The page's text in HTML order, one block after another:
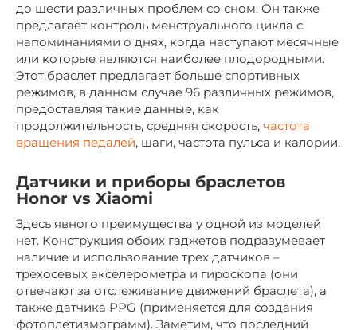
до шести различных проблем со сном. Он также
предлагает контроль менструального цикла с
напоминаниями о днях, когда наступают месячные
или которые являются наиболее плодородными.
Этот браслет предлагает больше спортивных
режимов, в данном случае 96 различных режимов,
предоставляя такие данные, как
продолжительность, средняя скорость, частота
вращения педалей, шаги, частота пульса и калории.
Датчики и приборы браслетов
Honor vs Xiaomi
Здесь явного преимущества у одной из моделей
нет. Конструкция обоих гаджетов подразумевает
наличие и использование трех датчиков –
трехосевых акселерометра и гироскопа (они
отвечают за отслеживание движений браслета), а
также датчика PPG (применяется для создания
фотоплетизмограмм). Заметим, что последний